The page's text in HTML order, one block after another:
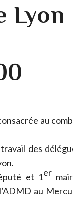
Lyon
au
des
et 1er
au